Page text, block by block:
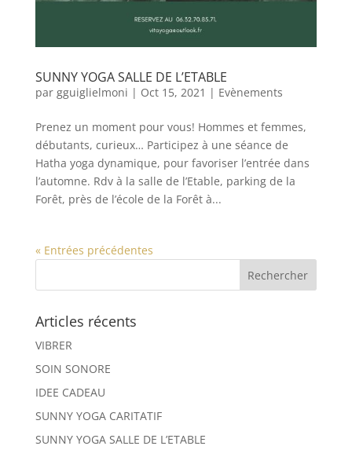
SUNNY YOGA SALLE DE L’ETABLE
par gguiglielmoni | Oct 15, 2021 | Evènements
Prenez un moment pour vous! Hommes et femmes,
débutants, curieux… Participez à une séance de
Hatha yoga dynamique, pour favoriser l’entrée dans
l’automne. Rdv à la salle de l’Etable, parking de la
Forêt, près de l’école de la Forêt à...
« Entrées précédentes
Articles récents
VIBRER
SOIN SONORE
IDEE CADEAU
SUNNY YOGA CARITATIF
SUNNY YOGA SALLE DE L’ETABLE